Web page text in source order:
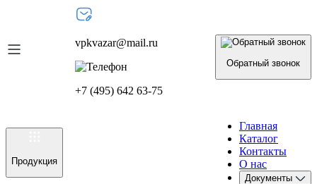
vpkvazar@mail.ru
+7 (495) 642 63-75
Обратный звонок
Продукция
Главная
Каталог
Контакты
О нас
Документы